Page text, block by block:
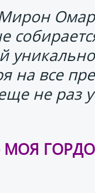
на все
не раз